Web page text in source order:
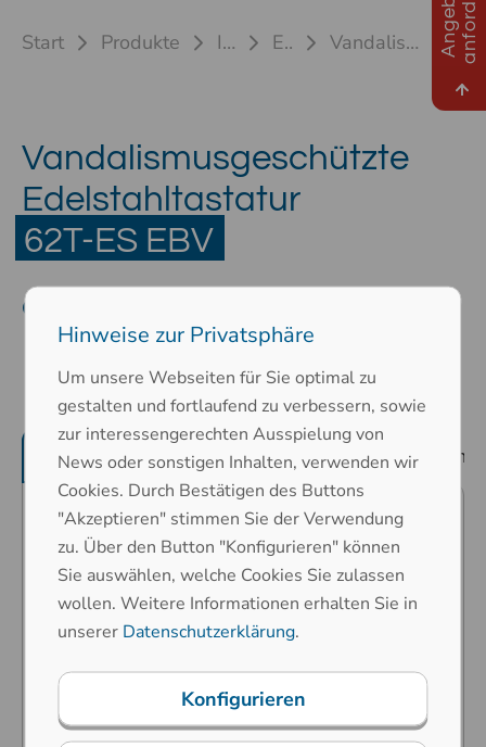
Start Produkte Industrietastaturen Edelstahltastaturen Vandalismusgeschützte Tastatur 62T-ES16 (TB/TP) 62T-ES EBV
Vandalismusgeschützte
Edelstahltastatur
62T-ES EBV
ohne Frontplatte
Produktmerkmale mechanische
Prädestiniert für öffentliche
Umgebungen (Vandalismusgefahr),
industrielle Extremumgebungen
Karbon-Kontakt-Technologie
Hoher Bedienkomfort durch unsere
speziell entwickelten Langhubtasten
Tastenkappen und Frontplatte aus
Hinweise zur Privatsphäre
Um unsere Webseiten für Sie optimal zu
gestalten und fortlaufend zu verbessern, sowie
zur interessengerechten Ausspielung von
News oder sonstigen Inhalten, verwenden wir
Cookies. Durch Bestätigen des Buttons
"Akzeptieren" stimmen Sie der Verwendung
zu. Über den Button "Konfigurieren" können
Sie auswählen, welche Cookies Sie zulassen
wollen. Weitere Informationen erhalten Sie in
unserer Datenschutzerklärung.
Konfigurieren